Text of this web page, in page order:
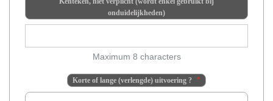
onduidelijkheden)
Maximum 8 characters
Korte of lange (verlengde) uitvoering ?